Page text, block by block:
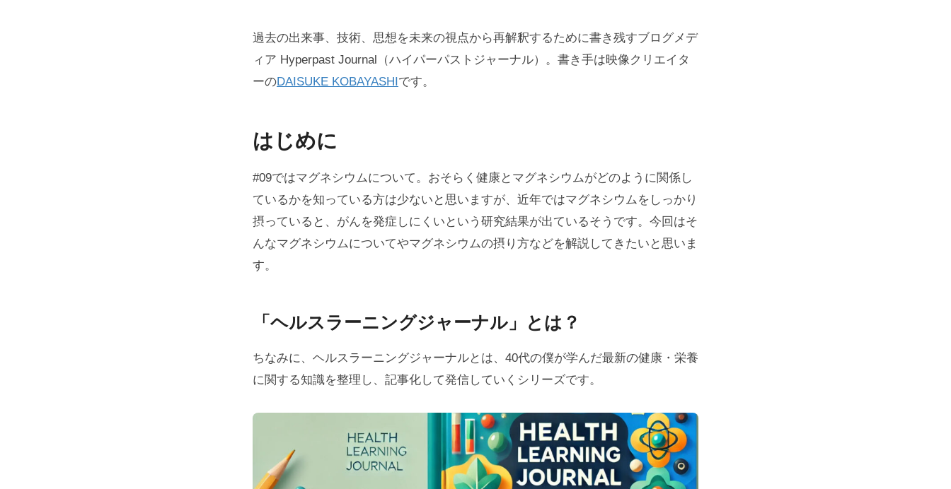
過去の出来事、技術、思想を未来の視点から再解釈するために書き残すブログメデ
ィア Hyperpast Journal（ハイパーパストジャーナル）。書き手は映像クリエイタ
ーのDAISUKE KOBAYASHI です。
はじめに
#09ではマグネシウムについて。おそらく健康とマグネシウムがどのように関係し
ているかを知っている方は少ないと思いますが、近年ではマグネシウムをしっかり
摂っていると、がんを発症しにくいという研究結果が出ているそうです。今回はそ
んなマグネシウムについてやマグネシウムの摂り方などを解説してきたいと思いま
す。
「ヘルスラーニングジャーナル」とは？
ちなみに、ヘルスラーニングジャーナルとは、40代の僕が学んだ最新の健康・栄養
に関する知識を整理し、記事化して発信していくシリーズです。